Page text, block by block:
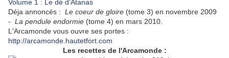
Volume 1 : Le dé d'Atanas
Déja annoncés : Le coeur de gloire (tome 3) en novembre 2009
- La pendule endormie (tome 4) en mars 2010.
L'Arcamonde vous ouvre ses portes :
http://arcamonde.hautetfort.com
Les recettes de l'Arcamonde :